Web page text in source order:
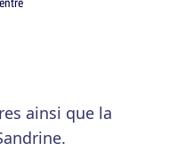
ainsi que la